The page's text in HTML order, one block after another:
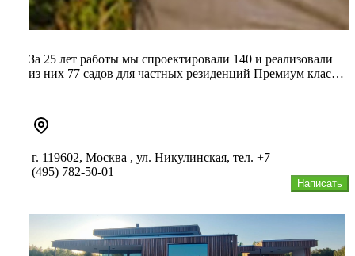
За 25 лет работы мы спроектировали 140 и реализовали
из них 77 садов для частных резиденций Премиум класса
Написать
г. 119602, Москва , ул. Никулинская, тел. +7
(495) 782-50-01